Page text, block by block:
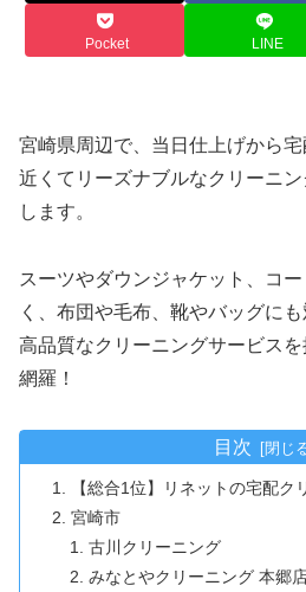
Pocket LINE
宮崎県周辺で、当日仕上げから
近くてリーズナブルなクリーニ
します。
スーツやダウンジャケット、コ
く、布団や毛布、靴やバッグに
高品質なクリーニングサービス
網羅！
目次
【総合1位】リネットの宅配ク
宮崎市
古川クリーニング
みなとやクリーニング 本郷